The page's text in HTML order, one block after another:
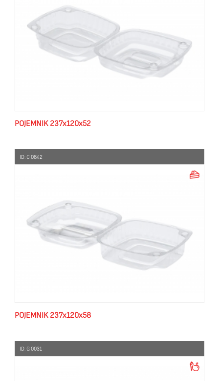
POJEMNIK 237x120x52
ID: C 0842
POJEMNIK 237x120x58
ID: G 0031